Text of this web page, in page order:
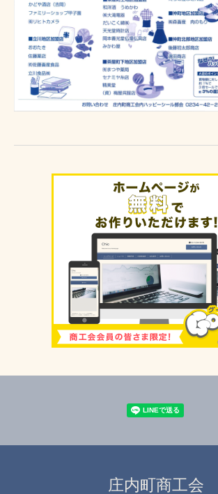
庄内町商工会